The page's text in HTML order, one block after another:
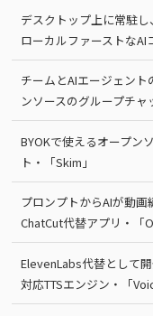
デスクトップ上に常駐
ローカルファーストなAI
チームとAIエージェン
ンソースのグループチャ
BYOKで使えるオープン
ト・「Skim」
プロンプトからAIが動
ChatCut代替アプリ・「
ElevenLabs代替として
対応TTSエンジン・「